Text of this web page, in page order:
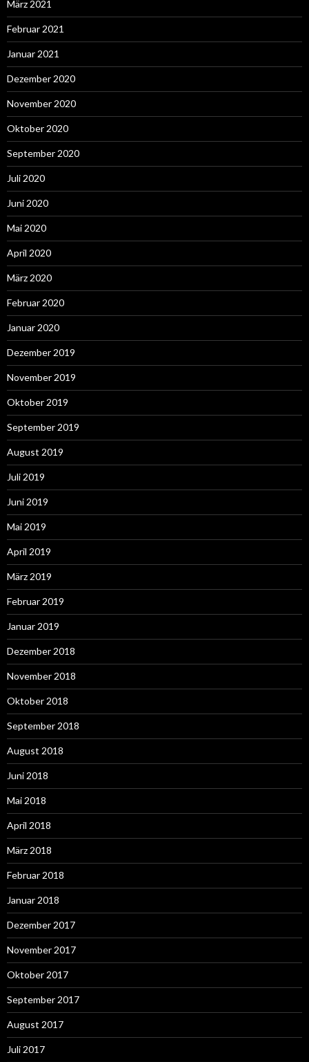
März 2021
Februar 2021
Januar 2021
Dezember 2020
November 2020
Oktober 2020
September 2020
Juli 2020
Juni 2020
Mai 2020
April 2020
März 2020
Februar 2020
Januar 2020
Dezember 2019
November 2019
Oktober 2019
September 2019
August 2019
Juli 2019
Juni 2019
Mai 2019
April 2019
März 2019
Februar 2019
Januar 2019
Dezember 2018
November 2018
Oktober 2018
September 2018
August 2018
Juni 2018
Mai 2018
April 2018
März 2018
Februar 2018
Januar 2018
Dezember 2017
November 2017
Oktober 2017
September 2017
August 2017
Juli 2017